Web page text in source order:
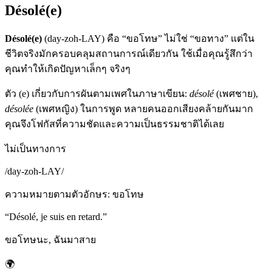
Désolé(e)
Désolé(e) (day-zoh-LAY) คือ “ขอโทษ” ไม่ใช่ “ขอทาง” แต่ใน
ชีวิตจริงมักครอบคลุมสถานการณ์เดียวกัน ใช้เมื่อคุณรู้สึกว่า
คุณทำให้เกิดปัญหาเล็กๆ จริงๆ
ตัว (e) เกี่ยวกับการผันตามเพศในภาษาเขียน: désolé(เพศชาย),
désolée (เพศหญิง) ในการพูด หลายคนออกเสียงคล้ายกันมาก
คุณจึงโฟกัสที่ความชัดและความเป็นธรรมชาติได้เลย
ไม่เป็นทางการ
/day-zoh-LAY/
ความหมายตามตัวอักษร: ขอโทษ
“Désolé, je suis en retard.”
ขอโทษนะ, ฉันมาสาย
🌍